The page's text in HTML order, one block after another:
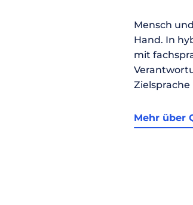
Mensch
Hand. In
mit
Zielsprache
Mehr über